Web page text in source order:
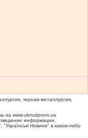
черная металлургия,
на www.ukrrudprom.ua
информации,
Новини" в каком-либо